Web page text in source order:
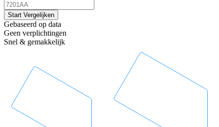
Start Vergelijken
Gebaseerd op data
Geen verplichtingen
Snel & gemakkelijk